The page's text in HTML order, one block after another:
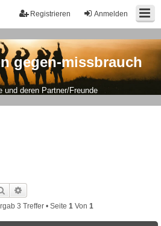
Anmelden
Registrieren
gegen-missbrauch
und deren Partner/Freunde
Suche
3 Treffer • Seite 1 Von 1